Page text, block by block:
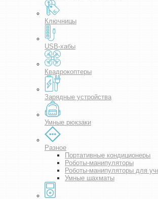
Ключницы
USB-хабы
Квадрокоптеры
Зарядные устройства
Умные рюкзаки
Разное
Портативные кондиционеры
Роботы-манипуляторы
Роботы-манипуляторы для
Умные шахматы